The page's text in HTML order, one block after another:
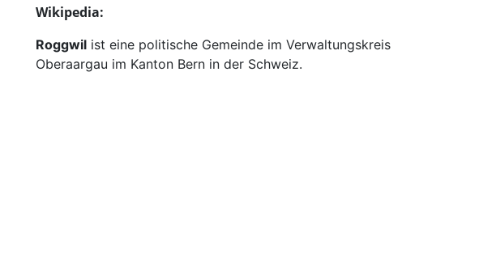
Wikipedia:
Roggwilist eine politische Gemeinde im Verwaltungskreis
Oberaargau im Kanton Bern in der Schweiz.